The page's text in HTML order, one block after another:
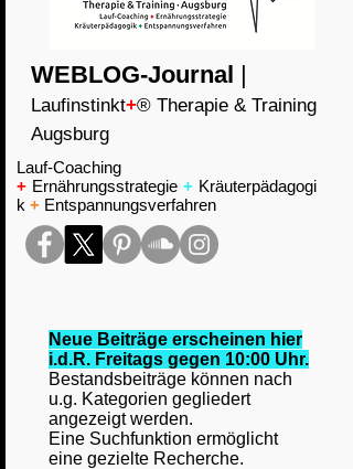
WEBLOG-Journal |
Laufinstinkt+® Therapie & Training
Augsburg
Lauf-Coaching
+ Ernährungsstrategie + Kräuterpädagogi
k + Entspannungsverfahren
Neue Beiträge erscheinen hier
i.d.R. Freitags gegen 10:00 Uhr.
Bestandsbeiträge können nach
u.g. Kategorien gegliedert
angezeigt werden.
Eine Suchfunktion ermöglicht
eine gezielte Recherche.